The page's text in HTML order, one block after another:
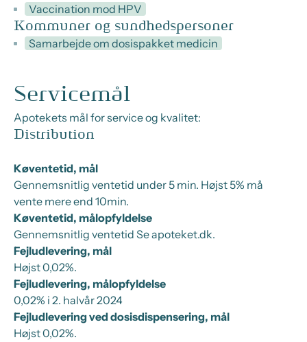
Vaccination mod HPV
Kommuner og sundhedspersoner
Samarbejde om dosispakket medicin
Servicemål
Apotekets mål for service og kvalitet:
Distribution
Køventetid, mål
Gennemsnitlig ventetid under 5 min. Højst 5% må
vente mere end 10min.
Køventetid, målopfyldelse
Gennemsnitlig ventetid Se apoteket.dk.
Fejludlevering, mål
Højst 0,02%.
Fejludlevering, målopfyldelse
0,02% i 2. halvår 2024
Fejludlevering ved dosisdispensering, mål
Højst 0,02%.